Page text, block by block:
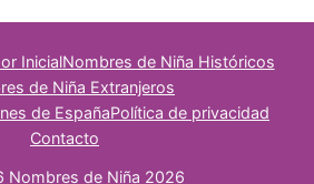
InicialNombres de Niña Históricos
de Niña Extranjeros
de EspañaPolítica de privacidad
Contacto
Nombres de Niña 2026